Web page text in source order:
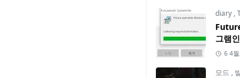
diary ,
그램
6 4
모드 ,